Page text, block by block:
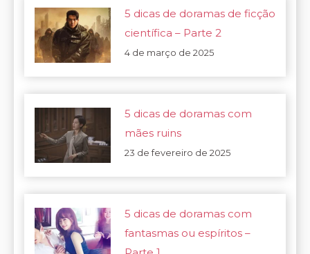
5 dicas de doramas de ficção
científica – Parte 2
4 de março de 2025
5 dicas de doramas com
mães ruins
23 de fevereiro de 2025
5 dicas de doramas com
fantasmas ou espíritos –